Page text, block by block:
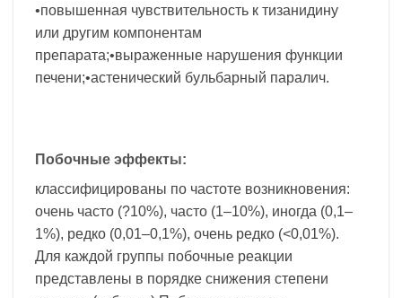
•повышенная чувствительность к тизанидину
или другим компонентам
препарата;•выраженные нарушения функции
печени;•астенический бульбарный паралич.
Побочные эффекты:
классифицированы по частоте возникновения:
очень часто (?10%), часто (1–10%), иногда (0,1–
1%), редко (0,01–0,1%), очень редко (<0,01%).
Для каждой группы побочные реакции
представлены в порядке снижения степени